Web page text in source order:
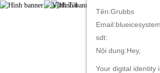
Tên:Grubbs
sdt:
Nội dung:Hey,
Your digital identity